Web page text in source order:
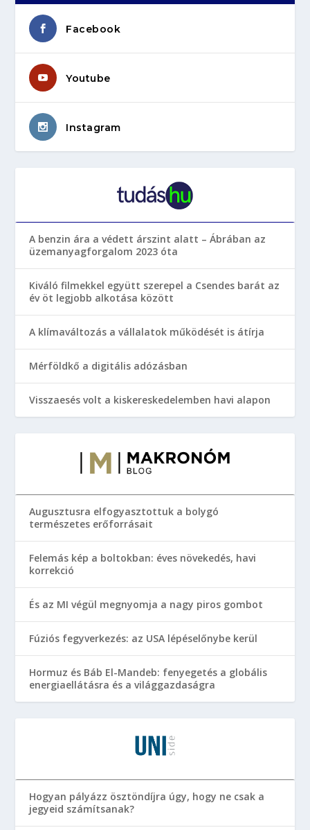
Facebook
Youtube
Instagram
A benzin ára a védett árszint alatt – Ábrában az
üzemanyagforgalom 2023 óta
Kiváló filmekkel együtt szerepel a Csendes barát az
év öt legjobb alkotása között
A klímaváltozás a vállalatok működését is átírja
Mérföldkő a digitális adózásban
Visszaesés volt a kiskereskedelemben havi alapon
Augusztusra elfogyasztottuk a bolygó
természetes erőforrásait
Felemás kép a boltokban: éves növekedés, havi
korrekció
És az MI végül megnyomja a nagy piros gombot
Fúziós fegyverkezés: az USA lépéselőnybe kerül
Hormuz és Báb El-Mandeb: fenyegetés a globális
energiaellátásra és a világgazdaságra
Hogyan pályázz ösztöndíjra úgy, hogy ne csak a
jegyeid számítsanak?